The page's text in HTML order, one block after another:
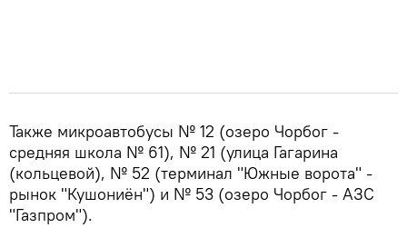
Также микроавтобусы № 12 (озеро Чорбог -
средняя школа № 61), № 21 (улица Гагарина
(кольцевой), № 52 (терминал "Южные ворота" -
рынок "Кушониён") и № 53 (озеро Чорбог - АЗС
"Газпром").